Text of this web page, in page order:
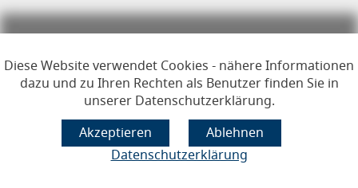
Diese Website verwendet Cookies - nähere Informationen
dazu und zu Ihren Rechten als Benutzer finden Sie in
unserer Datenschutzerklärung.
Datenschutzerklärung